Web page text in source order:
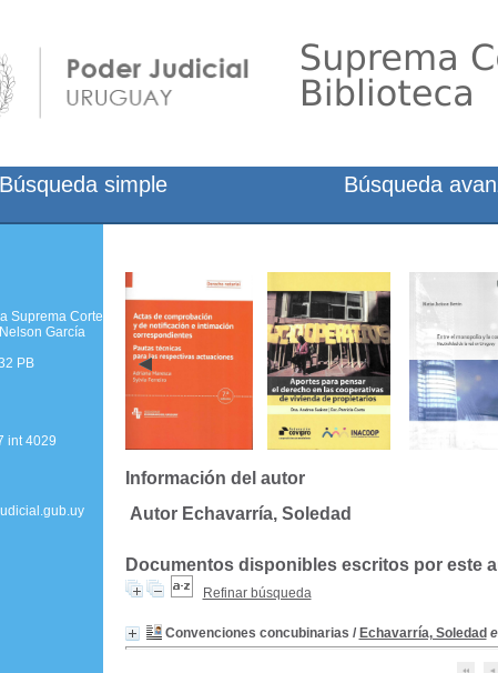
Información del autor
Autor Echavarría, Soledad
Documentos disponibles escritos por este
Refinar búsqueda
Convenciones concubinarias / Echavarría, Soledad
Búsqueda simple Búsqueda
Suprema Corte
García
PB
int 4029